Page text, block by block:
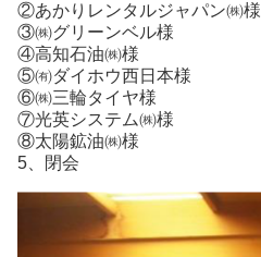
②あかりレンタルジャパン㈱様
③㈱グリーンベル様
④高知石油㈱様
⑤㈲ダイホウ西日本様
⑥㈱三輪タイヤ様
⑦光英システム㈱様
⑧太陽鉱油㈱様
5、閉会